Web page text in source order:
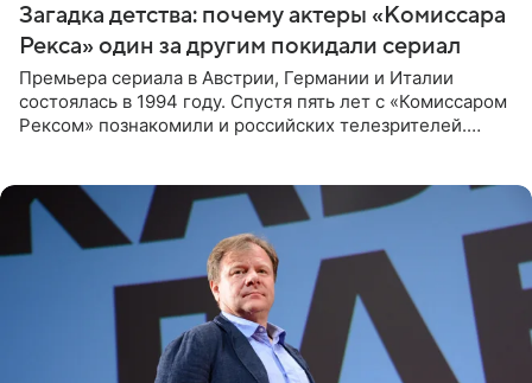
Загадка детства: почему актеры «Комиссара
Рекса» один за другим покидали сериал
Премьера сериала в Австрии, Германии и Италии
состоялась в 1994 году. Спустя пять лет с «Комиссаром
Рексом» познакомили и российских телезрителей.